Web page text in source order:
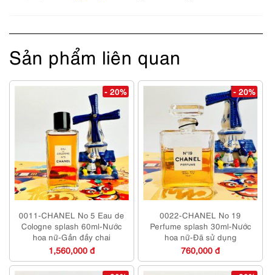
Sản phẩm liên quan
- 20%
0011-CHANEL No 5 Eau de
Cologne splash 60ml-Nước
hoa nữ-Gần đầy chai
1,560,000 đ
- 20%
0022-CHANEL No 19
Perfume splash 30ml-Nước
hoa nữ-Đã sử dụng
760,000 đ